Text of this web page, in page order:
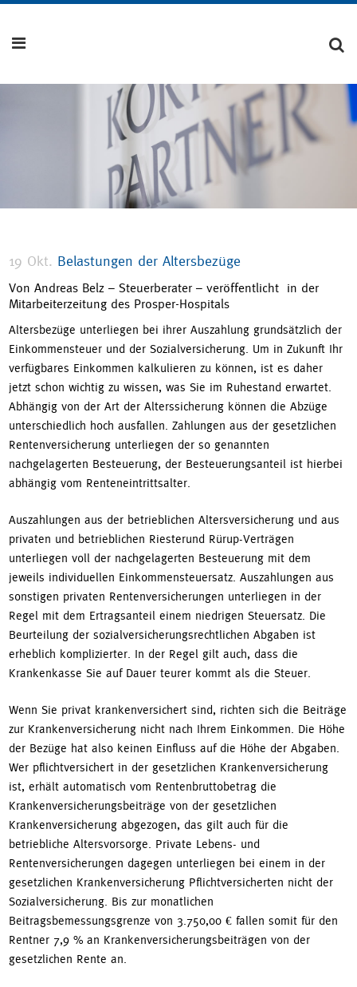
19 Okt. Belastungen der Altersbezüge
Von Andreas Belz – Steuerberater – veröffentlicht in der
Mitarbeiterzeitung des Prosper-Hospitals
Altersbezüge unterliegen bei ihrer Auszahlung grundsätzlich der
Einkommensteuer und der Sozialversicherung. Um in Zukunft Ihr
verfügbares Einkommen kalkulieren zu können, ist es daher
jetzt schon wichtig zu wissen, was Sie im Ruhestand erwartet.
Abhängig von der Art der Alterssicherung können die Abzüge
unterschiedlich hoch ausfallen. Zahlungen aus der gesetzlichen
Rentenversicherung unterliegen der so genannten
nachgelagerten Besteuerung, der Besteuerungsanteil ist hierbei
abhängig vom Renteneintrittsalter.
Auszahlungen aus der betrieblichen Altersversicherung und aus
privaten und betrieblichen Riesterund Rürup-Verträgen
unterliegen voll der nachgelagerten Besteuerung mit dem
jeweils individuellen Einkommensteuersatz. Auszahlungen aus
sonstigen privaten Rentenversicherungen unterliegen in der
Regel mit dem Ertragsanteil einem niedrigen Steuersatz. Die
Beurteilung der sozialversicherungsrechtlichen Abgaben ist
erheblich komplizierter. In der Regel gilt auch, dass die
Krankenkasse Sie auf Dauer teurer kommt als die Steuer.
Wenn Sie privat krankenversichert sind, richten sich die Beiträge
zur Krankenversicherung nicht nach Ihrem Einkommen. Die Höhe
der Bezüge hat also keinen Einfluss auf die Höhe der Abgaben.
Wer pflichtversichert in der gesetzlichen Krankenversicherung
ist, erhält automatisch vom Rentenbruttobetrag die
Krankenversicherungsbeiträge von der gesetzlichen
Krankenversicherung abgezogen, das gilt auch für die
betriebliche Altersvorsorge. Private Lebens- und
Rentenversicherungen dagegen unterliegen bei einem in der
gesetzlichen Krankenversicherung Pflichtversicherten nicht der
Sozialversicherung. Bis zur monatlichen
Beitragsbemessungsgrenze von 3.750,00 € fallen somit für den
Rentner 7,9 % an Krankenversicherungsbeiträgen von der
gesetzlichen Rente an.